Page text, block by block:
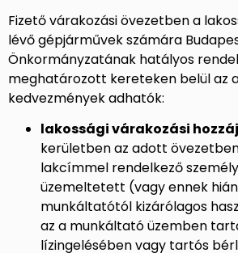
Fizető várakozási övezetben a
lévő gépjárművek számára
Önkormányzatának hatályos
meghatározott kereteken belül az
kedvezmények adhatók:
lakossági várakozási
kerületben az adott
lakcímmel rendelkező
üzemeltetett (vagy ennek
munkáltatótól kizárólagos
az a munkáltató üzemben
lízingelésében vagy tartós